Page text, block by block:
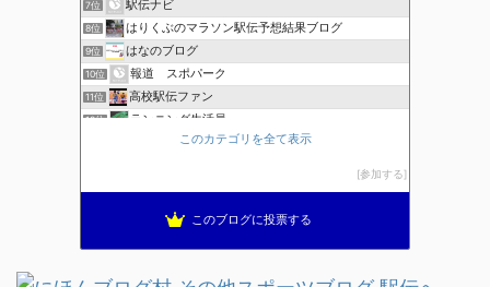
7位 駅伝ナビ
8位 はりくぶのマラソン駅伝予想結果ブログ
9位 はなのブログ
10位 報道 スポパーク
11位 高校駅伝ファン
12位 ランニング生活員
ほぼニートの資格取得日記（マラソン編）
このカテゴリを全て表示
参加する
このブログに投票する